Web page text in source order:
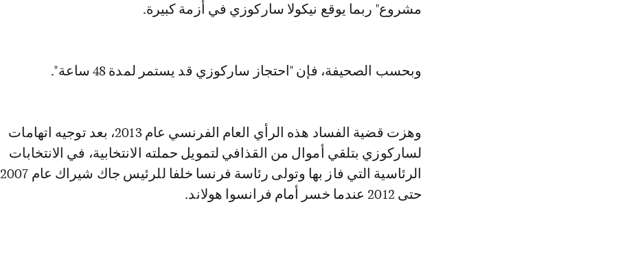
مشروع" ربما يوقع نيكولا ساركوزي في أزمة كبيرة.
وبحسب الصحيفة، فإن "احتجاز ساركوزي قد يستمر لمدة 48 ساعة".
وهزت قضية الفساد هذه الرأي العام الفرنسي عام 2013، بعد توجيه اتهامات
لساركوزي بتلقي أموال من القذافي لتمويل حملته الانتخابية، في الانتخابات
الرئاسية التي فاز بها وتولى رئاسة فرنسا خلفا للرئيس جاك شيراك عام 2007
حتى 2012 عندما خسر أمام فرانسوا هولاند.